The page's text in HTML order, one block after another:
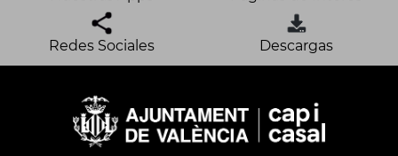
Redes Sociales Descargas